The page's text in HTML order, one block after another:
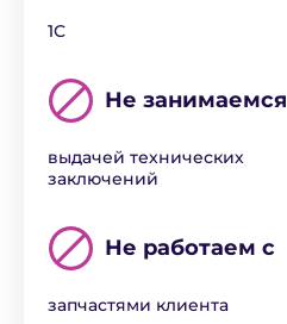
1С
Не занимаемся
выдачей технических
заключений
Не работаем с
запчастями клиента